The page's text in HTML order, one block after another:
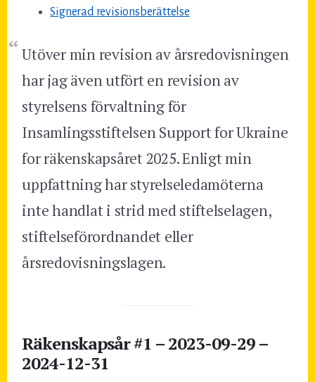
Signerad revisionsberättelse
Utöver min revision av årsredovisningen
har jag även utfört en revision av
styrelsens förvaltning för
Insamlingsstiftelsen Support for Ukraine
for räkenskapsåret 2025. Enligt min
uppfattning har styrelseledamöterna
inte handlat i strid med stiftelselagen,
stiftelseförordnandet eller
årsredovisningslagen.
Räkenskapsår #1 – 2023-09-29 –
2024-12-31